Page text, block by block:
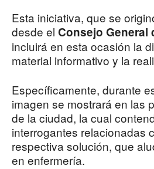
Esta iniciativa, que se
desde el Consejo General
incluirá en esta ocasión la
material informativo y la
Específicamente, durante
imagen se mostrará en las
de la ciudad, la cual
interrogantes relacionadas
respectiva solución, que
en enfermería.